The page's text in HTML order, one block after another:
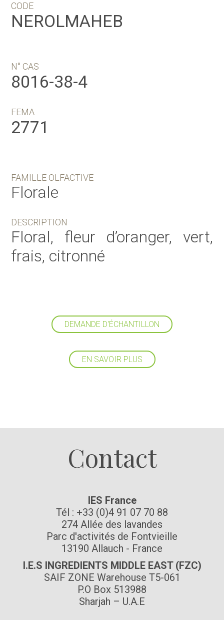
CODE
NEROLMAHEB
N° CAS
8016-38-4
FEMA
2771
FAMILLE OLFACTIVE
Florale
DESCRIPTION
Floral, fleur d’oranger, vert,
frais, citronné
DEMANDE D'ÉCHANTILLON
EN SAVOIR PLUS
Contact
IES France
Tél : +33 (0)4 91 07 70 88
274 Allée des lavandes
Parc d'activités de Fontvieille
13190 Allauch - France
I.E.S INGREDIENTS MIDDLE EAST (FZC)
SAIF ZONE Warehouse T5-061
P.O Box 513988
Sharjah – U.A.E